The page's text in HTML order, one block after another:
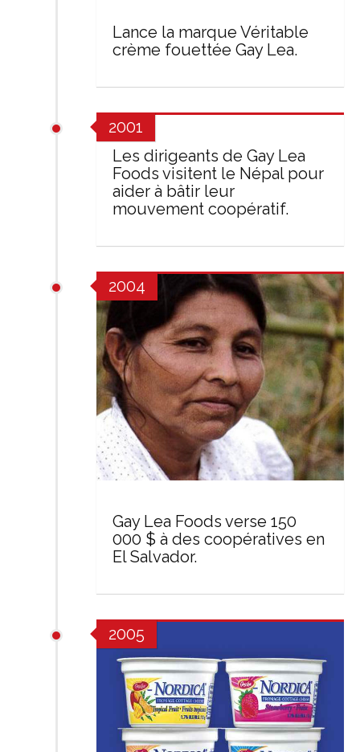
Lance la marque Véritable
crème fouettée Gay Lea.
2001
Les dirigeants de Gay Lea
Foods visitent le Népal pour
aider à bâtir leur
mouvement coopératif.
2004
Gay Lea Foods verse 150
000 $ à des coopératives en
El Salvador.
2005